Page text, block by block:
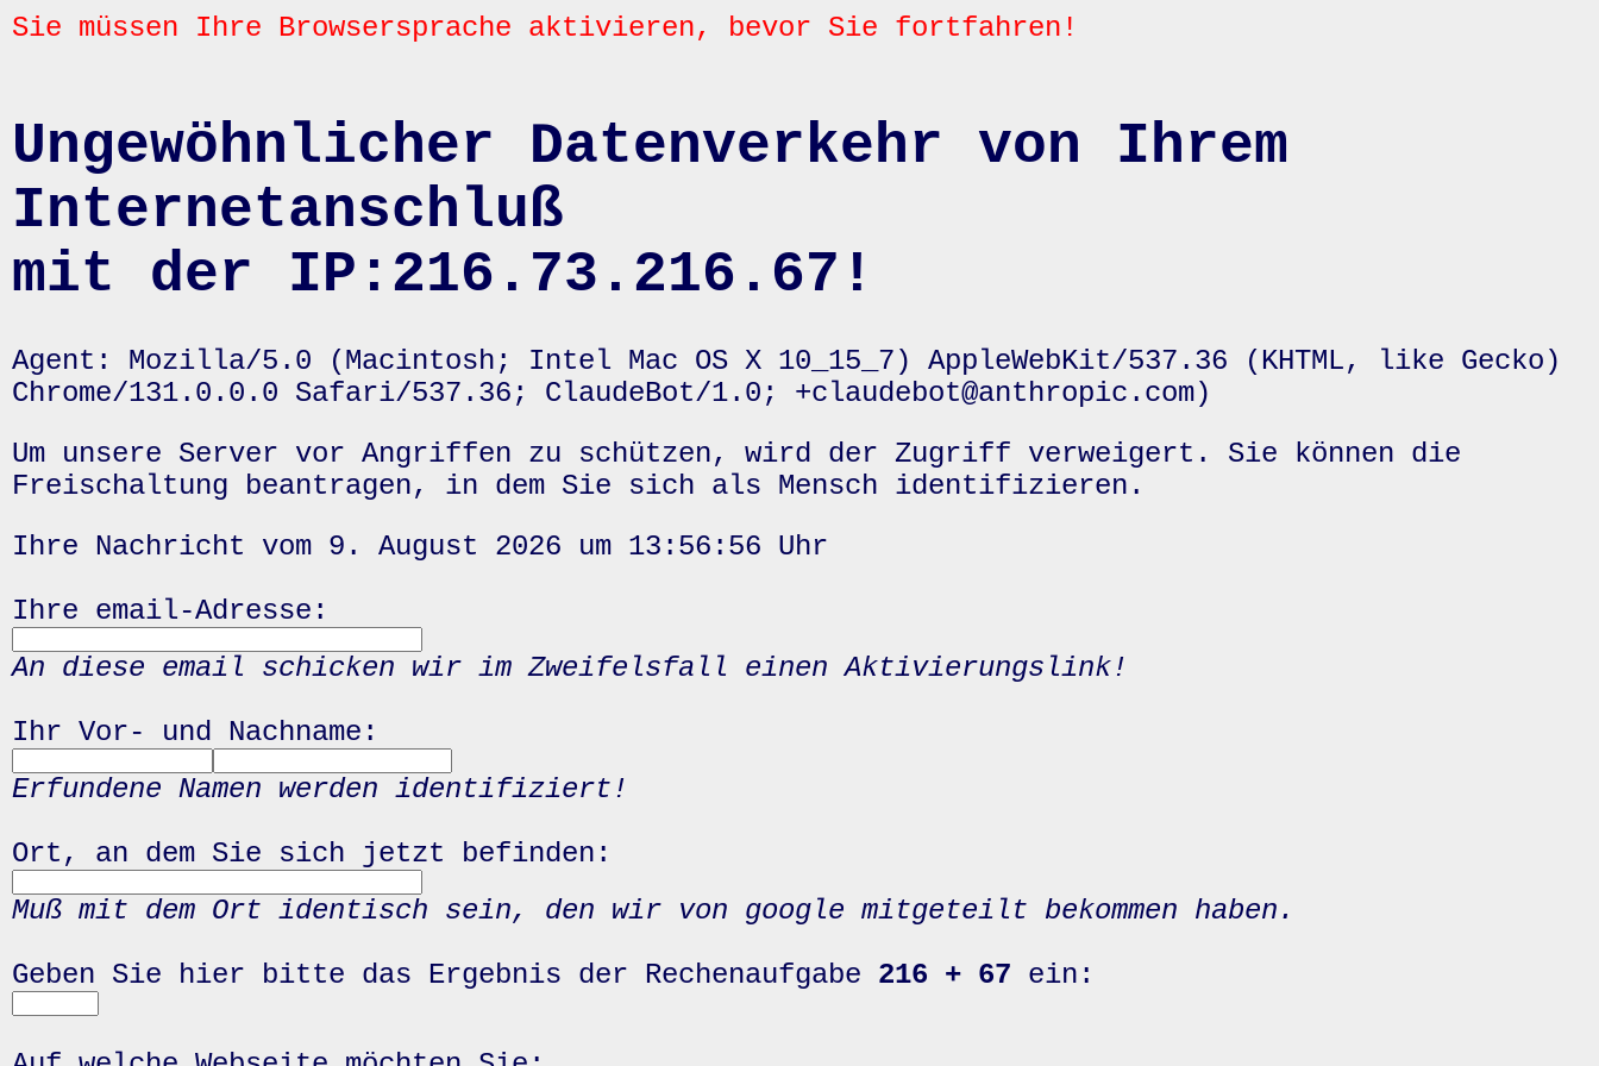
Sie müssen Ihre Browsersprache aktivieren, bevor Sie fortfahren!
Ungewöhnlicher Datenverkehr von Ihrem
Internetanschluß
mit der IP:216.73.216.67!
Agent: Mozilla/5.0 (Macintosh; Intel Mac OS X 10_15_7) AppleWebKit/537.36 (KHTML, like Gecko)
Chrome/131.0.0.0 Safari/537.36; ClaudeBot/1.0; +claudebot@anthropic.com)
Um unsere Server vor Angriffen zu schützen, wird der Zugriff verweigert. Sie können die
Freischaltung beantragen, in dem Sie sich als Mensch identifizieren.
Ihre Nachricht vom 9. August 2026 um 13:56:56 Uhr
Ihre email-Adresse:
An diese email schicken wir im Zweifelsfall einen Aktivierungslink!
Ihr Vor- und Nachname:
Erfundene Namen werden identifiziert!
Ort, an dem Sie sich jetzt befinden:
Muß mit dem Ort identisch sein, den wir von google mitgeteilt bekommen haben.
Geben Sie hier bitte das Ergebnis der Rechenaufgabe 216 + 67 ein: